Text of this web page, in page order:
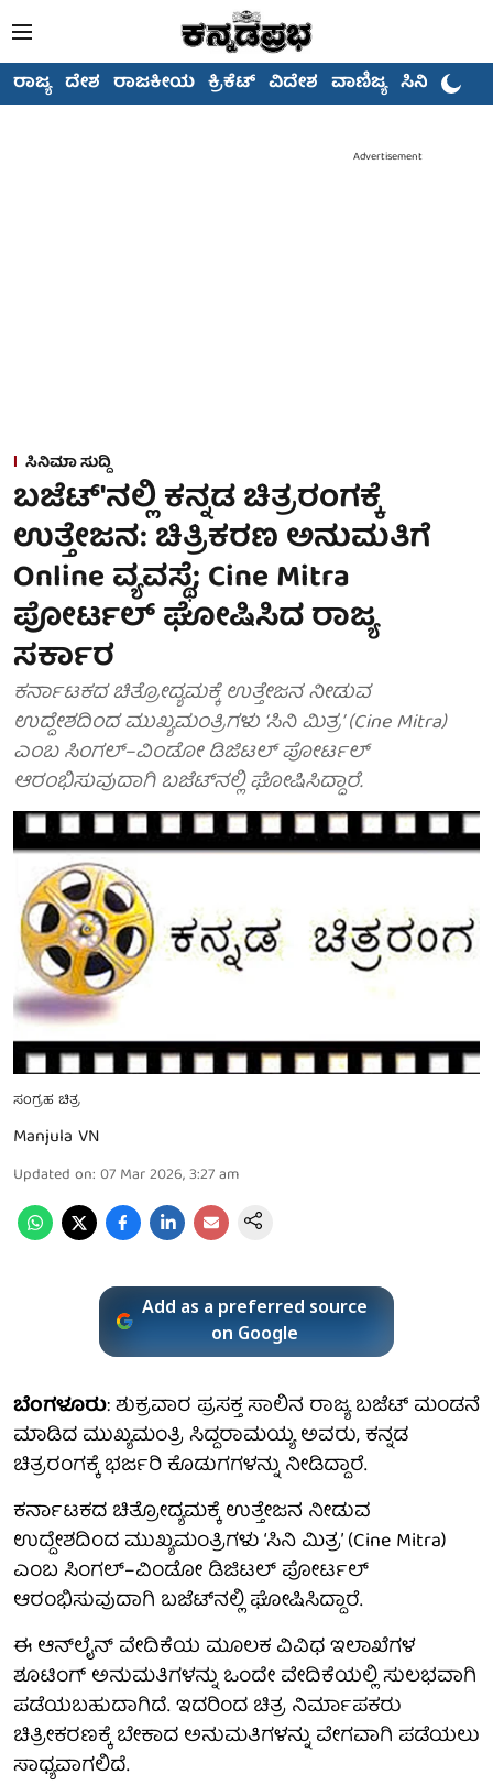
ರಾಜ್ಯ ದೇಶ ರಾಜಕೀಯ ಕ್ರಿಕೆಟ್ ವಿದೇಶ ವಾಣಿಜ್ಯ ಸಿನಿಮಾ
Advertisement
ಸಿನಿಮಾ ಸುದ್ದಿ
ಬಜೆಟ್'ನಲ್ಲಿ ಕನ್ನಡ ಚಿತ್ರರಂಗಕ್ಕೆ
ಉತ್ತೇಜನ: ಚಿತ್ರಿಕರಣ ಅನುಮತಿಗೆ
Online ವ್ಯವಸ್ಥೆ; Cine Mitra
ಪೋರ್ಟಲ್ ಘೋಷಿಸಿದ ರಾಜ್ಯ
ಸರ್ಕಾರ
ಕರ್ನಾಟಕದ ಚಿತ್ರೋದ್ಯಮಕ್ಕೆ ಉತ್ತೇಜನ ನೀಡುವ
ಉದ್ದೇಶದಿಂದ ಮುಖ್ಯಮಂತ್ರಿಗಳು ‘ಸಿನಿ ಮಿತ್ರ’ (Cine Mitra)
ಎಂಬ ಸಿಂಗಲ್–ವಿಂಡೋ ಡಿಜಿಟಲ್ ಪೋರ್ಟಲ್
ಆರಂಭಿಸುವುದಾಗಿ ಬಜೆಟ್‌ನಲ್ಲಿ ಘೋಷಿಸಿದ್ದಾರೆ.
ಸಂಗ್ರಹ ಚಿತ್ರ
Manjula VN
Updated on: 07 Mar 2026, 3:27 am
Add as a preferred source
on Google
ಬೆಂಗಳೂರು: ಶುಕ್ರವಾರ ಪ್ರಸಕ್ತ ಸಾಲಿನ ರಾಜ್ಯ ಬಜೆಟ್ ಮಂಡನೆ
ಮಾಡಿದ ಮುಖ್ಯಮಂತ್ರಿ ಸಿದ್ದರಾಮಯ್ಯ ಅವರು, ಕನ್ನಡ
ಚಿತ್ರರಂಗಕ್ಕೆ ಭರ್ಜರಿ ಕೊಡುಗಗಳನ್ನು ನೀಡಿದ್ದಾರೆ.
ಕರ್ನಾಟಕದ ಚಿತ್ರೋದ್ಯಮಕ್ಕೆ ಉತ್ತೇಜನ ನೀಡುವ
ಉದ್ದೇಶದಿಂದ ಮುಖ್ಯಮಂತ್ರಿಗಳು ‘ಸಿನಿ ಮಿತ್ರ’ (Cine Mitra)
ಎಂಬ ಸಿಂಗಲ್–ವಿಂಡೋ ಡಿಜಿಟಲ್ ಪೋರ್ಟಲ್
ಆರಂಭಿಸುವುದಾಗಿ ಬಜೆಟ್‌ನಲ್ಲಿ ಘೋಷಿಸಿದ್ದಾರೆ.
ಈ ಆನ್‌ಲೈನ್ ವೇದಿಕೆಯ ಮೂಲಕ ವಿವಿಧ ಇಲಾಖೆಗಳ
ಶೂಟಿಂಗ್ ಅನುಮತಿಗಳನ್ನು ಒಂದೇ ವೇದಿಕೆಯಲ್ಲಿ ಸುಲಭವಾಗಿ
ಪಡೆಯಬಹುದಾಗಿದೆ. ಇದರಿಂದ ಚಿತ್ರ ನಿರ್ಮಾಪಕರು
ಚಿತ್ರೀಕರಣಕ್ಕೆ ಬೇಕಾದ ಅನುಮತಿಗಳನ್ನು ವೇಗವಾಗಿ ಪಡೆಯಲು
ಸಾಧ್ಯವಾಗಲಿದೆ.